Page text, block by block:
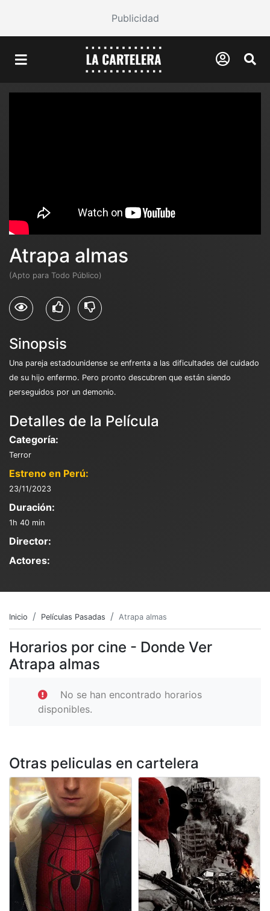
Publicidad
Atrapa almas
(Apto para Todo Público)
Sinopsis
Una pareja estadounidense se enfrenta a las dificultades del cuidado
de su hijo enfermo. Pero pronto descubren que están siendo
perseguidos por un demonio.
Detalles de la Película
Categoría:
Terror
Estreno en Perú:
23/11/2023
Duración:
1h 40 min
Director:
Actores:
Inicio Películas Pasadas Atrapa almas
Horarios por cine - Donde Ver
Atrapa almas
No se han encontrado horarios
disponibles.
Otras peliculas en cartelera